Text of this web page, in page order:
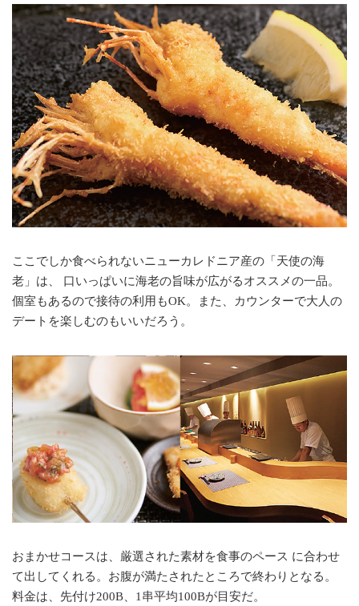
ここでしか食べられないニューカレドニア産の「天使の海
老」は、 口いっぱいに海老の旨味が広がるオススメの一品。
個室もあるので接待の利用もOK。また、カウンターで大人の
デートを楽しむのもいいだろう。
おまかせコースは、厳選された素材を食事のペース に合わせ
て出してくれる。お腹が満たされたところで終わりとなる。
料金は、先付け200B、1串平均100Bが目安だ。